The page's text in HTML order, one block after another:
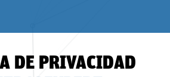
DE PRIVACIDAD